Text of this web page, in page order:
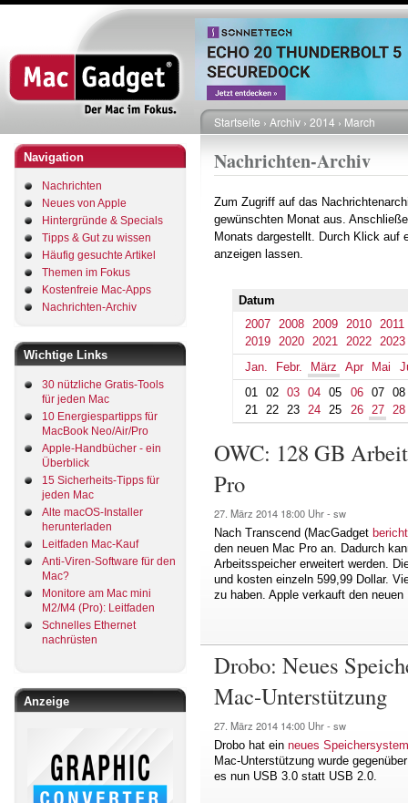
Direkt
zum
Inhalt
Navigation
Nachrichten
Neues von Apple
Hintergründe & Specials
Tipps & Gut zu wissen
Häufig gesuchte Artikel
Themen im Fokus
Kostenfreie Mac-Apps
Nachrichten-Archiv
Wichtige Links
30 nützliche Gratis-Tools
für jeden Mac
10 Energiespartipps für
MacBook Neo/Air/Pro
Apple-Handbücher - ein
Überblick
15 Sicherheits-Tipps für
jeden Mac
Alte macOS-Installer
herunterladen
Leitfaden Mac-Kauf
Anti-Viren-Software für den
Mac?
Monitore am Mac mini
M2/M4 (Pro): Leitfaden
Schnelles Ethernet
nachrüsten
Anzeige
Pfadnavigation
Startseite Archiv 2014 March
Nachrichten-Archiv
Zum Zugriff auf das
gewünschten Monat aus.
Monats dargestellt. Durch Klick auf
anzeigen lassen.
Datum
2007
2008 2009 2010
2011
2019
2020 2021 2022
2023
Jan.
Febr. März Apr Mai
01
02 03 04 05 06 07
08
21
22 23 24 25 26 27 28
OWC: 128 GB
Pro
27. März 2014 18:00 Uhr - sw
Nach Transcend (MacGadget
den neuen Mac Pro an. Dadurch
Arbeitsspeicher erweitert werden.
und kosten einzeln 599,99 Dollar.
zu haben. Apple verkauft den
Drobo: Neues
Mac-Unterstützung
27. März 2014 14:00 Uhr - sw
Drobo hat ein neues Speichersystem
Mac-Unterstützung wurde
es nun USB 3.0 statt USB 2.0.